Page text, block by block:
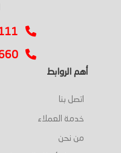
أهم الروابط
اتصل بنا
خدمة العملاء
من نحن